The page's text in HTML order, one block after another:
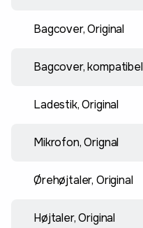
Bagcover, Original
Bagcover, kompatibel
Ladestik, Original
Mikrofon, Orignal
Ørehøjtaler, Original
Højtaler, Original